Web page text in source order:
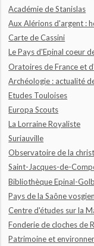
Académie de Stanislas
Aux Alérions d'argent :
Carte de Cassini
Le Pays d'Epinal coeur
Oratoires de France et
Archéologie : actualité
Etudes Touloises
Europa Scouts
La Lorraine Royaliste
Suriauville
Observatoire de la
Saint-Jacques-de-
Bibliothèque Epinal-
Pays de la Saône
Centre d'études sur la
Fonderie de cloches de
Patrimoine et